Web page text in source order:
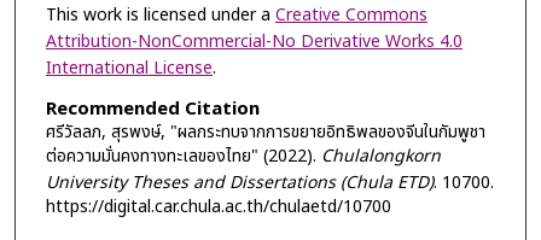
This work is licensed under a Creative Commons
Attribution-NonCommercial-No Derivative Works 4.0
International License.
Recommended Citation
ศรีวัลลภ, สุรพงษ์, "ผลกระทบจากการขยายอิทธิพลของจีนในกัมพูชา
ต่อความมั่นคงทางทะเลของไทย" (2022). Chulalongkorn
University Theses and Dissertations (Chula ETD). 10700.
https://digital.car.chula.ac.th/chulaetd/10700